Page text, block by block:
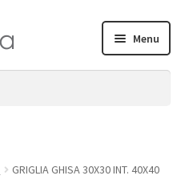
Menu
child
GRIGLIA GHISA 30X30 INT. 40X40